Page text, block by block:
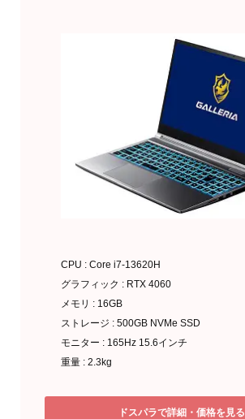
CPU : Core i7-13620H
グラフィック : RTX 4060
メモリ : 16GB
ストレージ : 500GB NVMe SSD
モニター : 165Hz 15.6インチ
重量 : 2.3kg
ドスパラで詳細・価格を見る